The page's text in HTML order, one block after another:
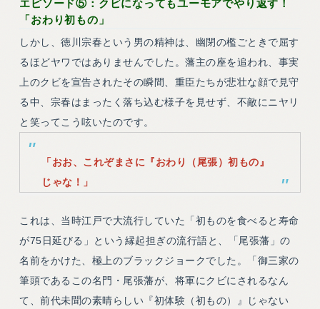
エピソード⑤：クビになってもユーモアでやり返す！
「おわり初もの」
しかし、徳川宗春という男の精神は、幽閉の檻ごときで屈す
るほどヤワではありませんでした。藩主の座を追われ、事実
上のクビを宣告されたその瞬間、重臣たちが悲壮な顔で見守
る中、宗春はまったく落ち込む様子を見せず、不敵にニヤリ
と笑ってこう呟いたのです。
「おお、これぞまさに『おわり（尾張）初もの』
じゃな！」
これは、当時江戸で大流行していた「初ものを食べると寿命
が75日延びる」という縁起担ぎの流行語と、「尾張藩」の
名前をかけた、極上のブラックジョークでした。「御三家の
筆頭であるこの名門・尾張藩が、将軍にクビにされるなん
て、前代未聞の素晴らしい『初体験（初もの）』じゃない